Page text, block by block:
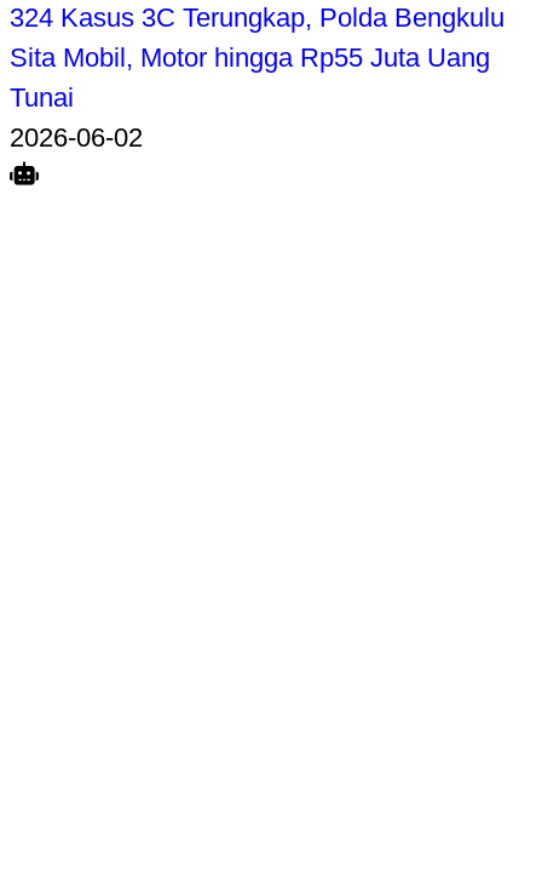
324 Kasus 3C Terungkap, Polda Bengkulu
Sita Mobil, Motor hingga Rp55 Juta Uang
Tunai
2026-06-02